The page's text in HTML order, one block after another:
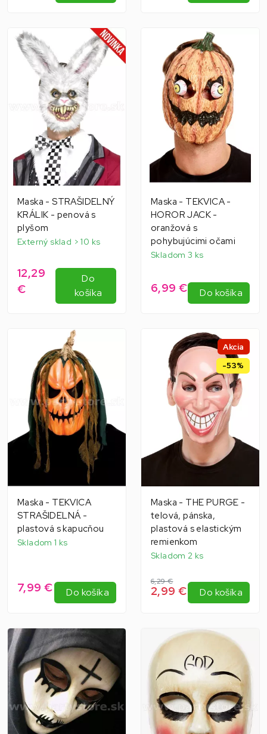
Maska - STRAŠIDELNÝ
KRÁLIK - penová s
plyšom
Externý sklad > 10 ks
12,29
€
Do
košíka
Maska - TEKVICA -
HOROR JACK -
oranžová s
pohybujúcimi očami
Skladom 3 ks
6,99 € Do košíka
Maska - TEKVICA
STRAŠIDELNÁ -
plastová s kapucňou
Skladom 1 ks
7,99 € Do košíka
Akcia
-53%
Maska - THE PURGE -
telová, pánska,
plastová s elastickým
remienkom
Skladom 2 ks
6,29 €
2,99 € Do košíka